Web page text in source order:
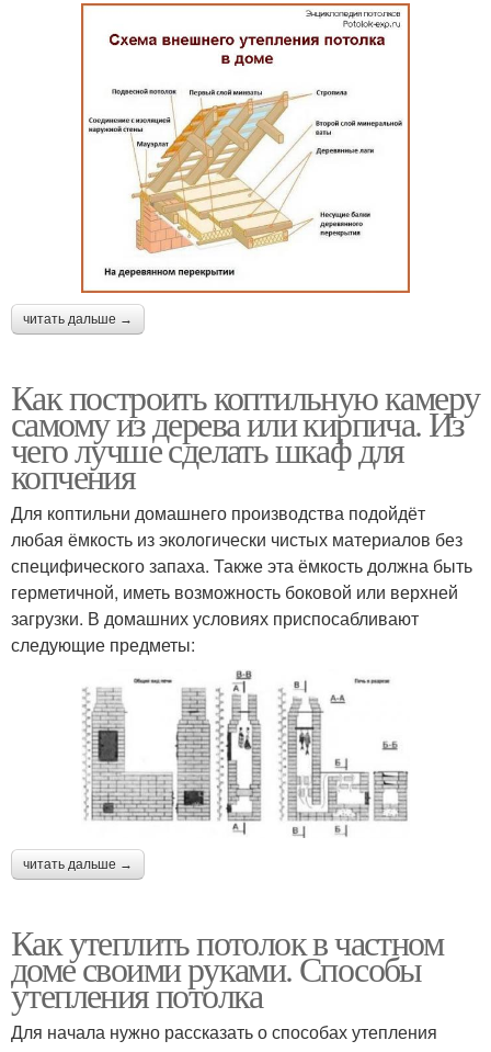
читать дальше →
Как построить коптильную камеру
самому из дерева или кирпича. Из
чего лучше сделать шкаф для
копчения
Для коптильни домашнего производства подойдёт
любая ёмкость из экологически чистых материалов без
специфического запаха. Также эта ёмкость должна быть
герметичной, иметь возможность боковой или верхней
загрузки. В домашних условиях приспосабливают
следующие предметы:
читать дальше →
Как утеплить потолок в частном
доме своими руками. Способы
утепления потолка
Для начала нужно рассказать о способах утепления